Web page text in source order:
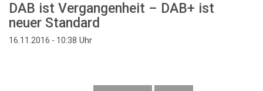
DAB ist Vergangenheit – DAB+ ist
neuer Standard
16.11.2016 - 10:38 Uhr